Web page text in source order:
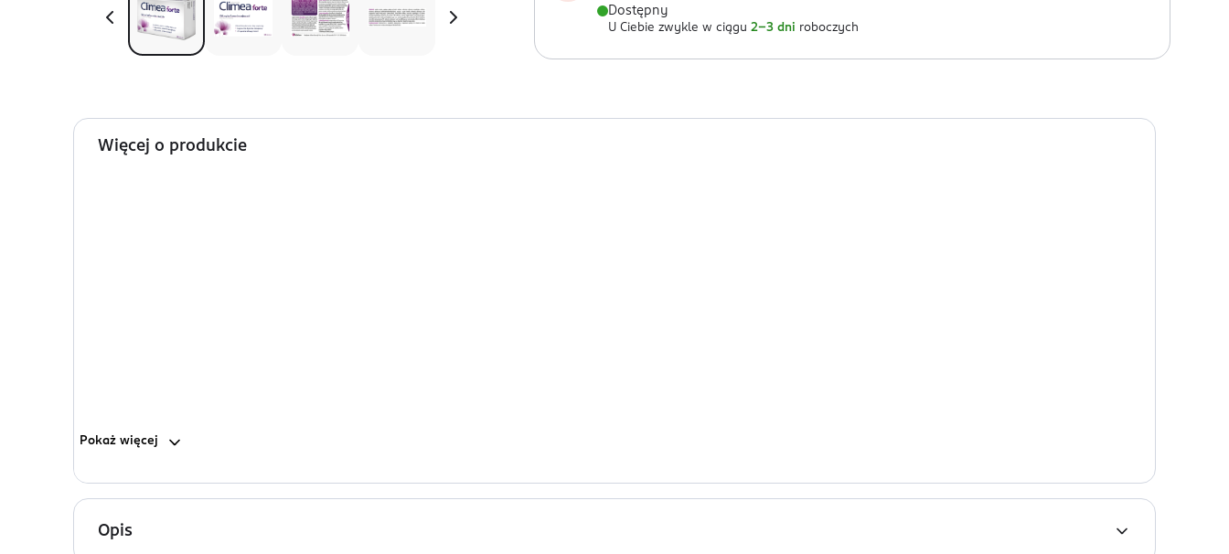
Dostępny
U Ciebie zwykle w ciągu 2-3 dni roboczych
Więcej o produkcie
Pokaż więcej
Opis